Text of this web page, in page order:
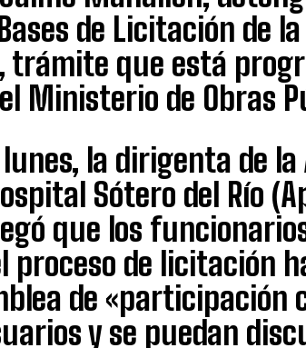
de Licitación de la
que está
Ministerio de Obras
la dirigenta de la
Sótero del Río
que los
de licitación
de «participación
y se puedan